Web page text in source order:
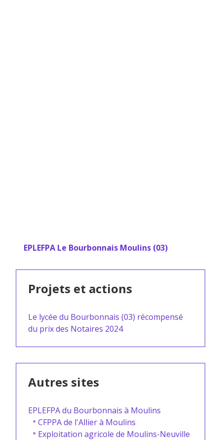
EPLEFPA Le Bourbonnais Moulins (03)
Projets et actions
Le lycée du Bourbonnais (03) récompensé
du prix des Notaires 2024
Autres sites
EPLEFPA du Bourbonnais à Moulins
CFPPA de l'Allier à Moulins
Exploitation agricole de Moulins-Neuville